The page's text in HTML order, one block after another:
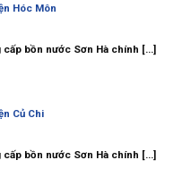
Hóc Môn
bồn nước Sơn Hà chính [...]
Củ Chi
bồn nước Sơn Hà chính [...]